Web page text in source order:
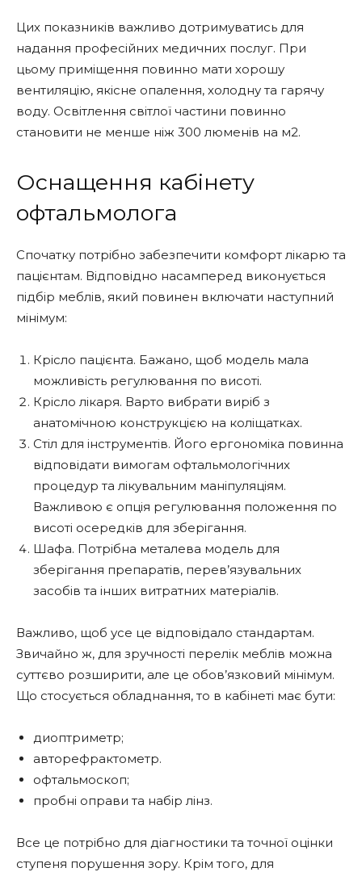
Цих показників важливо дотримуватись для
надання професійних медичних послуг. При
цьому приміщення повинно мати хорошу
вентиляцію, якісне опалення, холодну та гарячу
воду. Освітлення світлої частини повинно
становити не менше ніж 300 люменів на м2.
Оснащення кабінету
офтальмолога
Спочатку потрібно забезпечити комфорт лікарю та
пацієнтам. Відповідно насамперед виконується
підбір меблів, який повинен включати наступний
мінімум:
Крісло пацієнта. Бажано, щоб модель мала
можливість регулювання по висоті.
Крісло лікаря. Варто вибрати виріб з
анатомічною конструкцією на коліщатках.
Стіл для інструментів. Його ергономіка повинна
відповідати вимогам офтальмологічних
процедур та лікувальним маніпуляціям.
Важливою є опція регулювання положення по
висоті осередків для зберігання.
Шафа. Потрібна металева модель для
зберігання препаратів, перев’язувальних
засобів та інших витратних матеріалів.
Важливо, щоб усе це відповідало стандартам.
Звичайно ж, для зручності перелік меблів можна
суттєво розширити, але це обов’язковий мінімум.
Що стосується обладнання, то в кабінеті має бути:
диоптриметр;
авторефрактометр.
офтальмоскоп;
пробні оправи та набір лінз.
Все це потрібно для діагностики та точної оцінки
ступеня порушення зору. Крім того, для